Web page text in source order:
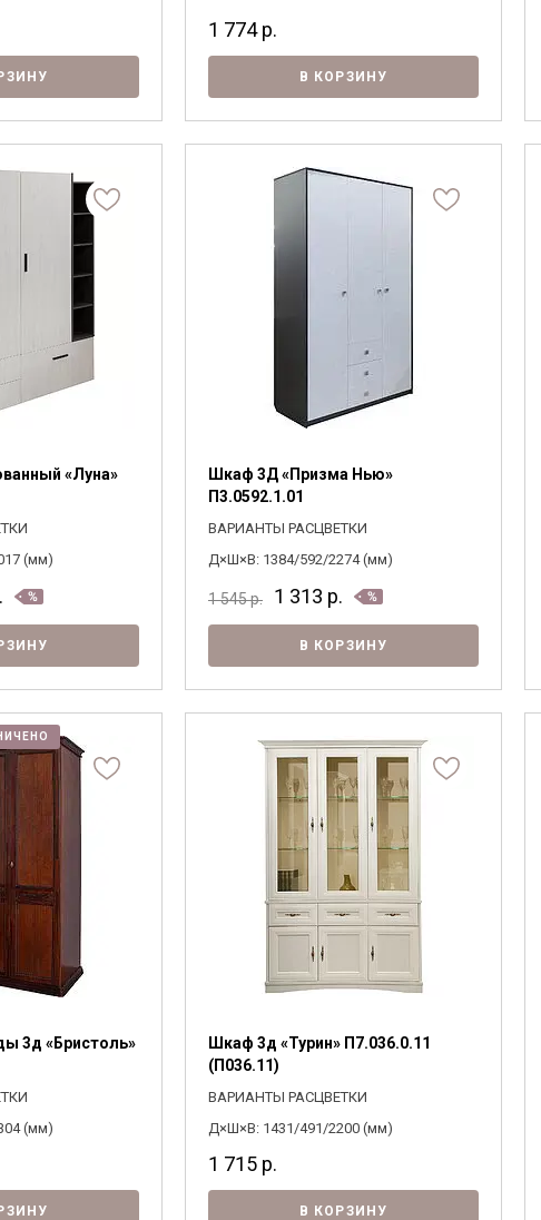
обработки персональных данных и
согласен на их обработку.
1 774р.
В КОРЗИНУ
«Луна»
(мм)
Шкаф 3Д «Призма Нью»
П3.0592.1.01
ВАРИАНТЫ РАСЦВЕТКИ
Д×Ш×В: 1384/592/2274 (мм)
1 545р. 1 313 р.
В КОРЗИНУ
3д «Бристоль»
(мм)
Шкаф 3д «Турин» П7.036.0.11
(П036.11)
ВАРИАНТЫ РАСЦВЕТКИ
Д×Ш×В: 1431/491/2200 (мм)
1 715 р.
В КОРЗИНУ